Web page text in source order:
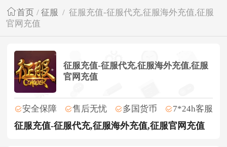
首页 / 征服 / 征服充值-征服代充,征服海外充值,征服
官网充值
征服充值-征服代充,征服海外充值,征服
官网充值
安全保障 售后无忧 多国货币 7*24h客服
征服充值-征服代充,征服海外充值,征服官网充值